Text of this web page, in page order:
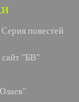
повестей
"БВ"